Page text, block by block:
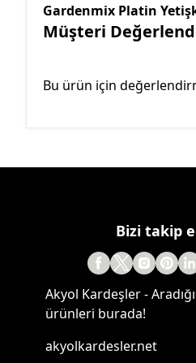
Gardenmix Platin
Müşteri
Bu ürün için
Bizi takip
Akyol Kardeşler -
ürünleri burada!
akyolkardesler.net